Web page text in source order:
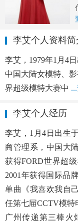
李艾个人资料简
李艾，1979年1月4
中国大陆女模特、
界超级模特大赛中
李艾个人经历
李艾，1月4日出生
商管理系，中国大
获得FORD世界超
2001年获得国际品
单曲《我喜欢我自
任第七屇CCTV模特
广州传递第三棒火